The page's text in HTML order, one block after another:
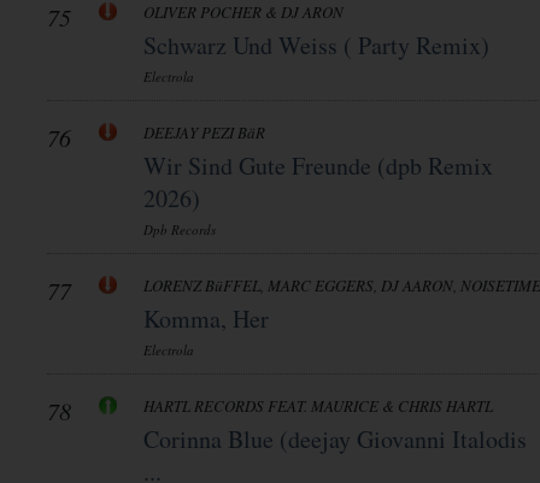
75 OLIVER POCHER & DJ ARON
Schwarz Und Weiss ( Party Remix)
Electrola
76 DEEJAY PEZI BäR
Wir Sind Gute Freunde (dpb Remix
2026)
Dpb Records
77 LORENZ BüFFEL, MARC EGGERS, DJ AARON, NOISETIME
Komma, Her
Electrola
78 HARTL RECORDS FEAT. MAURICE & CHRIS HARTL
Corinna Blue (deejay Giovanni Italodis
...